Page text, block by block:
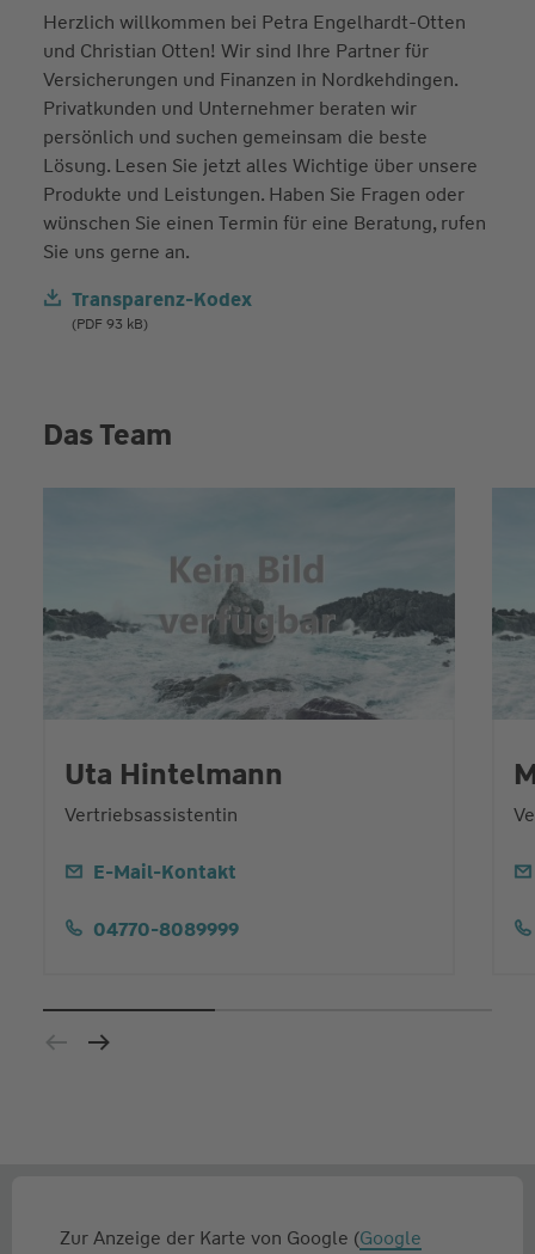
Herzlich willkommen bei Petra Engelhardt-Otten
und Christian Otten! Wir sind Ihre Partner für
Versicherungen und Finanzen in Nordkehdingen.
Privatkunden und Unternehmer beraten wir
persönlich und suchen gemeinsam die beste
Lösung. Lesen Sie jetzt alles Wichtige über unsere
Produkte und Leistungen. Haben Sie Fragen oder
wünschen Sie einen Termin für eine Beratung, rufen
Sie uns gerne an.
Transparenz-Kodex
(PDF 93 kB)
Das Team
Uta Hintelmann
Vertriebsassistentin
E-Mail-Kontakt
04770-8089999
Zur Anzeige der Karte von Google (Google